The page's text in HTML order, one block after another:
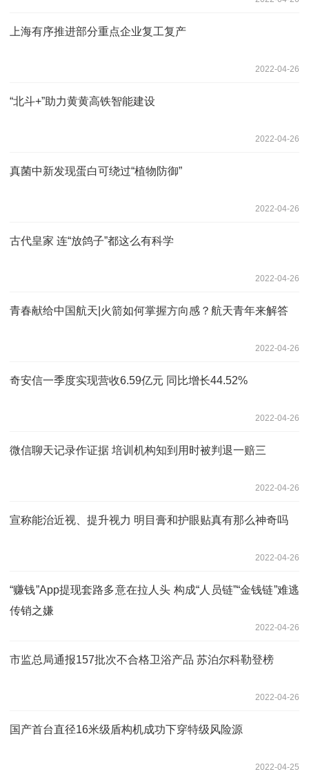
上海有序推进部分重点企业复工复产
2022-04-26
“北斗+”助力黄黄高铁智能建设
2022-04-26
真菌中新发现蛋白可绕过“植物防御”
2022-04-26
古代皇家 连“放鸽子”都这么有科学
2022-04-26
青春献给中国航天|火箭如何掌握方向感？航天青年来解答
2022-04-26
奇安信一季度实现营收6.59亿元 同比增长44.52%
2022-04-26
微信聊天记录作证据 培训机构知到用时被判退一赔三
2022-04-26
宣称能治近视、提升视力 明目膏和护眼贴真有那么神奇吗
2022-04-26
“赚钱”App提现套路多意在拉人头 构成“人员链”“金钱链”难逃
传销之嫌
2022-04-26
市监总局通报157批次不合格卫浴产品 苏泊尔科勒登榜
2022-04-26
国产首台直径16米级盾构机成功下穿特级风险源
2022-04-25